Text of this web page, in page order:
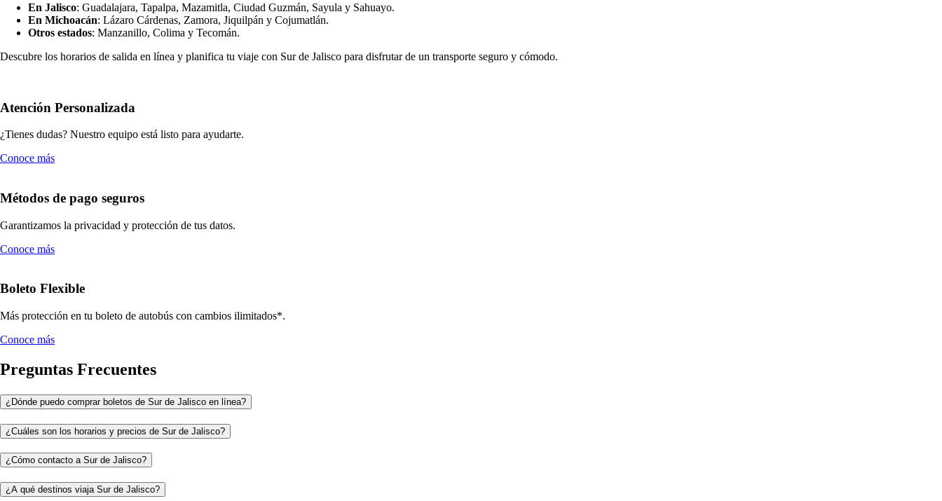
En Jalisco: Guadalajara, Tapalpa, Mazamitla, Ciudad Guzmán, Sayula y Sahuayo.
En Michoacán: Lázaro Cárdenas, Zamora, Jiquilpán y Cojumatlán.
Otros estados: Manzanillo, Colima y Tecomán.
Descubre los horarios de salida en línea y planifica tu viaje con Sur de Jalisco para disfrutar de un transporte seguro y cómodo.
Atención Personalizada
¿Tienes dudas? Nuestro equipo está listo para ayudarte.
Conoce más
Métodos de pago seguros
Garantizamos la privacidad y protección de tus datos.
Conoce más
Boleto Flexible
Más protección en tu boleto de autobús con cambios ilimitados*.
Conoce más
Preguntas Frecuentes
¿Dónde puedo comprar boletos de Sur de Jalisco en línea?
¿Cuáles son los horarios y precios de Sur de Jalisco?
¿Cómo contacto a Sur de Jalisco?
¿A qué destinos viaja Sur de Jalisco?